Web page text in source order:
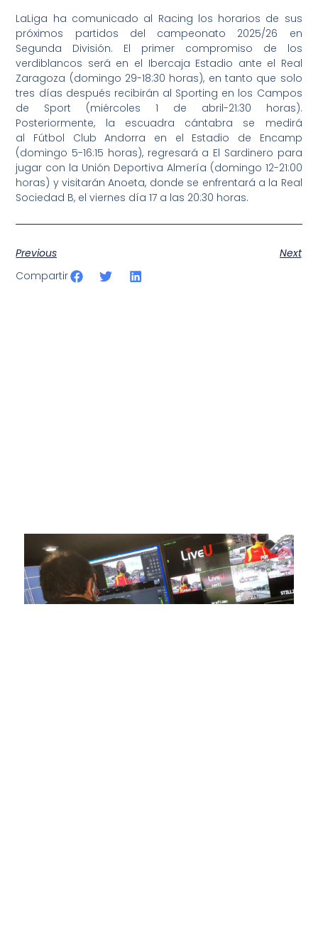
LaLiga ha comunicado al Racing los horarios de sus
próximos partidos del campeonato 2025/26 en
Segunda División. El primer compromiso de los
verdiblancos será en el Ibercaja Estadio ante el Real
Zaragoza (domingo 29-18:30 horas), en tanto que solo
tres días después recibirán al Sporting en los Campos
de Sport (miércoles 1 de abril-21:30 horas).
Posteriormente, la escuadra cántabra se medirá
al Fútbol Club Andorra en el Estadio de Encamp
(domingo 5-16:15 horas), regresará a El Sardinero para
jugar con la Unión Deportiva Almería (domingo 12-21:00
horas) y visitarán Anoeta, donde se enfrentará a la Real
Sociedad B, el viernes día 17 a las 20:30 horas.
Previous
Next
Compartir